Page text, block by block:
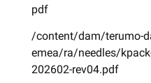
pdf
/content/dam/terumo-
emea/ra/needles/
202602-rev04.pdf